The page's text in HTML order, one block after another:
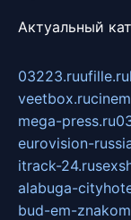
Актуальный
03223.ruufille.ru
veetbox.ru
mega-press.ru
eurovision-
itrack-24.ru
alabuga-
bud-em-